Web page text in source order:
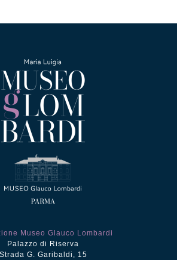
Museo Glauco Lombardi
Palazzo di Riserva
Strada G. Garibaldi, 15